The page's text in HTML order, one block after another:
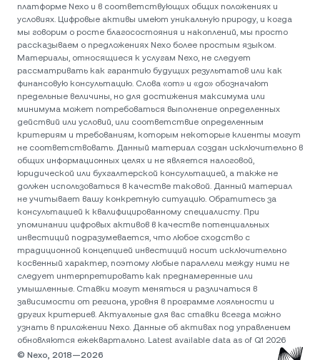
платформе Nexo и в соответствующих общих положениях и
условиях. Цифровые активы имеют уникальную природу, и когда
мы говорим о росте благосостояния и накоплений, мы просто
рассказываем о предложениях Nexo более простым языком.
Материалы, относящиеся к услугам Nexo, не следует
рассматривать как гарантию будущих результатов или как
финансовую консультацию. Слова «от» и «до» обозначают
предельные величины, но для достижения максимума или
минимума может потребоваться выполнение определенных
действий или условий, или соответствие определенным
критериям и требованиям, которым некоторые клиенты могут
не соответствовать. Данный материал создан исключительно в
общих информационных целях и не является налоговой,
юридической или бухгалтерской консультацией, а также не
должен использоваться в качестве таковой. Данный материал
не учитывает вашу конкретную ситуацию. Обратитесь за
консультацией к квалифицированному специалисту. При
упоминании цифровых активов в качестве потенциальных
инвестиций подразумевается, что любое сходство с
традиционной концепцией инвестиций носит исключительно
косвенный характер, поэтому любые параллели между ними не
следует интерпретировать как преднамеренные или
умышленные. Ставки могут меняться и различаться в
зависимости от региона, уровня в программе лояльности и
других критериев. Актуальные для вас ставки всегда можно
узнать в приложении Nexo. Данные об активах под управлением
обновляются ежеквартально. Latest available data as of Q1 2026
© Nexo, 2018—2026